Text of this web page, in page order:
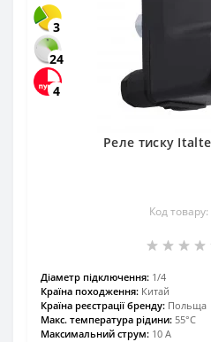
3
24
4
Реле тиску
Код товару:
Діаметр підключення: 1/4
Країна походження: Китай
Країна реєстрації бренду: Польща
Макс. температура рідини: 55°С
Максимальний струм: 10 А